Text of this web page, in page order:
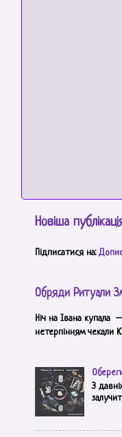
Новіша
Підписатися на:
Обряди Ритуали
Ніч на Івана купала
нетерпінням чекали
З